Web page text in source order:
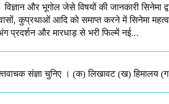
और भूगोल जेसे विषयों की जानकारी सिनेमा
कुप्रथाओं आदि को समाप्त करने में सिनेमा
प्रदर्शन और मारधाड़ से भरी फिल्में नई...
संज्ञा चुनिए । (क) लिखावट (ख) हिमालय